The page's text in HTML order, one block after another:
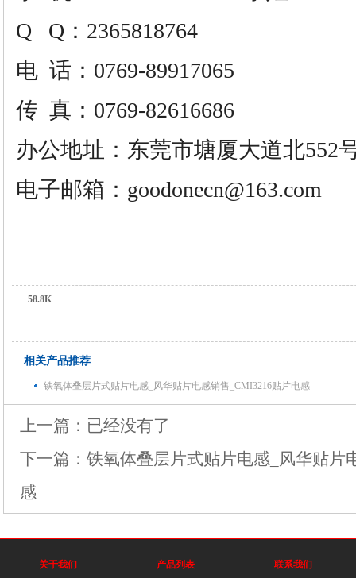
Q Q：2365818764
电 话：0769-89917065
传 真：0769-82616686
办公地址：东莞市塘厦大道北552
电子邮箱： goodonecn@163.com
58.8K
相关产品推荐
铁氧体叠层片式贴片电感_风华贴片电感销售_CMI3216贴片电感
上一篇：已经没有了
下一篇： 铁氧体叠层片式贴片电感_风华贴片
感
关于我们
产品列表
联系我们